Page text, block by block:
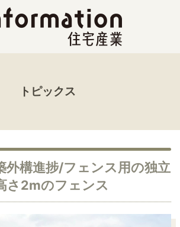
トピックス
外構進捗/フェンス用の独立
さ2mのフェンス